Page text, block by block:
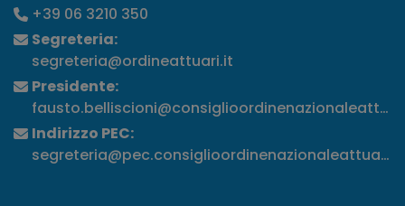
+39 06 3210 350
Segreteria:
segreteria@ordineattuari.it
Presidente:
Indirizzo PEC:
segreteria@pec.consiglioordinenazionaleattuari.it